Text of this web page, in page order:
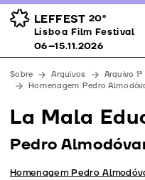
LEFFEST 20º
Lisboa Film Festival 06–15.11.2026
Prémios
Espaços
Apoios
Equipa
Downloads
Contactos
Lisboa Film Festival
06–15.11.2026
Sobre Arquivos Arquivo
Homenagem Pedro
La Mala
Pedro
Homenagem Pedro